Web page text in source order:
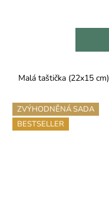
Malá taštička (22x15 cm)
ZVÝHODNĚNÁ SADA
BESTSELLER